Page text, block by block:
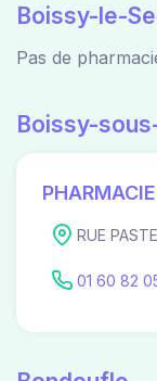
Boissy-le-
Pas de
Boissy-
RUE
01 60 82